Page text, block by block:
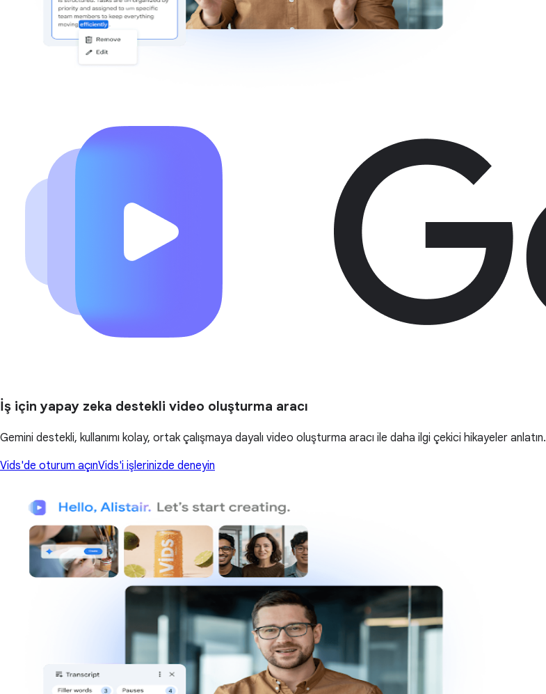
İş için yapay zeka destekli video oluşturma aracı
Gemini destekli, kullanımı kolay, ortak çalışmaya dayalı video oluşturma aracı ile daha ilgi çekici hikayeler anlatın.
Vids'de oturum açınVids'i işlerinizde deneyin